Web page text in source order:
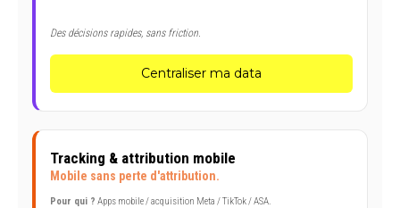
Des décisions rapides, sans friction.
Centraliser ma data
Tracking & attribution mobile
Mobile sans perte d'attribution.
Pour qui ? Apps mobile / acquisition Meta / TikTok / ASA.